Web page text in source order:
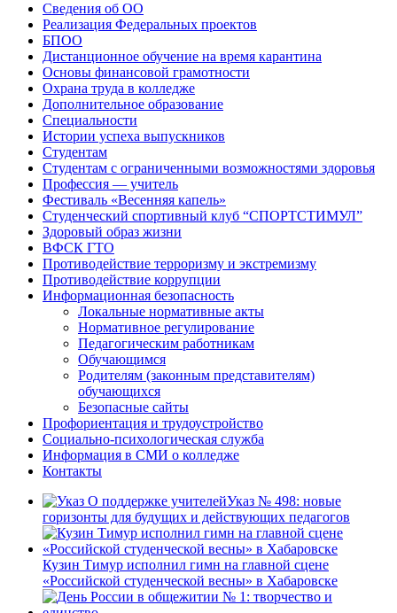
Сведения об ОО
Реализация Федеральных проектов
БПОО
Дистанционное обучение на время карантина
Основы финансовой грамотности
Охрана труда в колледже
Дополнительное образование
Специальности
Истории успеха выпускников
Студентам
Студентам с ограниченными возможностями здоровья
Профессия — учитель
Фестиваль «Весенняя капель»
Студенческий спортивный клуб “СПОРТСТИМУЛ”
Здоровый образ жизни
ВФСК ГТО
Противодействие терроризму и экстремизму
Противодействие коррупции
Информационная безопасность
Локальные нормативные акты
Нормативное регулирование
Педагогическим работникам
Обучающимся
Родителям (законным представителям)
обучающихся
Безопасные сайты
Профориентация и трудоустройство
Социально-психологическая служба
Информация в СМИ о колледже
Контакты
Указ № 498: новые
горизонты для будущих и действующих педагогов
Кузин Тимур исполнил гимн на главной сцене
«Российской студенческой весны» в Хабаровске